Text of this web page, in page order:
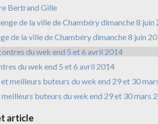
Bertrand Gille
de la ville de Chambéry dimanche 8 juin
du wek end 5 et 6 avril 2014
buteurs du wek end 29 et 30 mars
article